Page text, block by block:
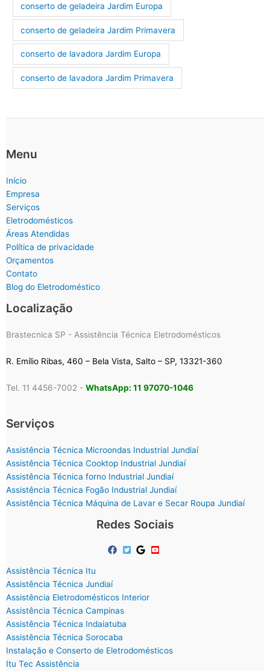
conserto de geladeira Jardim Europa
conserto de geladeira Jardim Primavera
conserto de lavadora Jardim Europa
conserto de lavadora Jardim Primavera
Menu
Início
Empresa
Serviços
Eletrodomésticos
Áreas Atendidas
Política de privacidade
Orçamentos
Contato
Blog do Eletrodoméstico
Localização
Brastecnica SP - Assistência Técnica Eletrodomésticos
R. Emílio Ribas, 460 – Bela Vista, Salto – SP, 13321-360
Tel. 11 4456-7002 - WhatsApp: 11 97070-1046
Serviços
Assistência Técnica Microondas Industrial Jundiaí
Assistência Técnica Cooktop Industrial Jundiaí
Assistência Técnica forno Industrial Jundiaí
Assistência Técnica Fogão Industrial Jundiaí
Assistência Técnica Máquina de Lavar e Secar Roupa Jundiaí
Redes Sociais
Assistência Técnica Itu
Assistência Técnica Jundiaí
Assistência Eletrodomésticos Interior
Assistência Técnica Campinas
Assistência Técnica Indaiatuba
Assistência Técnica Sorocaba
Instalação e Conserto de Eletrodomésticos
Itu Tec Assistência